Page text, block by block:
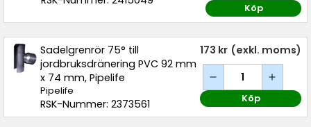
Köp
Sadelgrenrör 75° till
jordbruksdränering PVC 92 mm
x 74 mm, Pipelife
Pipelife
RSK-Nummer: 2373561
173 kr (exkl. moms)
Köp